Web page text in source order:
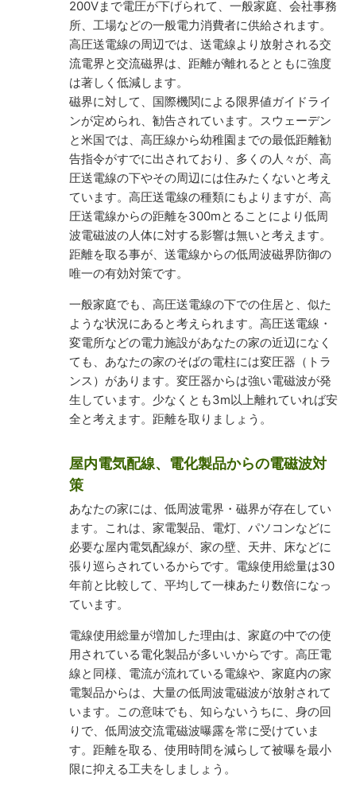
200Vまで電圧が下げられて、一般家庭、会社事務
所、工場などの一般電力消費者に供給されます。
高圧送電線の周辺では、送電線より放射される交
流電界と交流磁界は、距離が離れるとともに強度
は著しく低減します。
磁界に対して、国際機関による限界値ガイドライ
ンが定められ、勧告されています。スウェーデン
と米国では、高圧線から幼稚園までの最低距離勧
告指令がすでに出されており、多くの人々が、高
圧送電線の下やその周辺には住みたくないと考え
ています。高圧送電線の種類にもよりますが、高
圧送電線からの距離を300mとることにより低周
波電磁波の人体に対する影響は無いと考えます。
距離を取る事が、送電線からの低周波磁界防御の
唯一の有効対策です。
一般家庭でも、高圧送電線の下での住居と、似た
ような状況にあると考えられます。高圧送電線・
変電所などの電力施設があなたの家の近辺になく
ても、あなたの家のそばの電柱には変圧器（トラ
ンス）があります。変圧器からは強い電磁波が発
生しています。少なくとも3m以上離れていれば安
全と考えます。距離を取りましょう。
屋内電気配線、電化製品からの電磁波対
策
あなたの家には、低周波電界・磁界が存在してい
ます。これは、家電製品、電灯、パソコンなどに
必要な屋内電気配線が、家の壁、天井、床などに
張り巡らされているからです。電線使用総量は30
年前と比較して、平均して一棟あたり数倍になっ
ています。
電線使用総量が増加した理由は、家庭の中での使
用されている電化製品が多いいからです。高圧電
線と同様、電流が流れている電線や、家庭内の家
電製品からは、大量の低周波電磁波が放射されて
います。この意味でも、知らないうちに、身の回
りで、低周波交流電磁波曝露を常に受けていま
す。距離を取る、使用時間を減らして被曝を最小
限に抑える工夫をしましょう。